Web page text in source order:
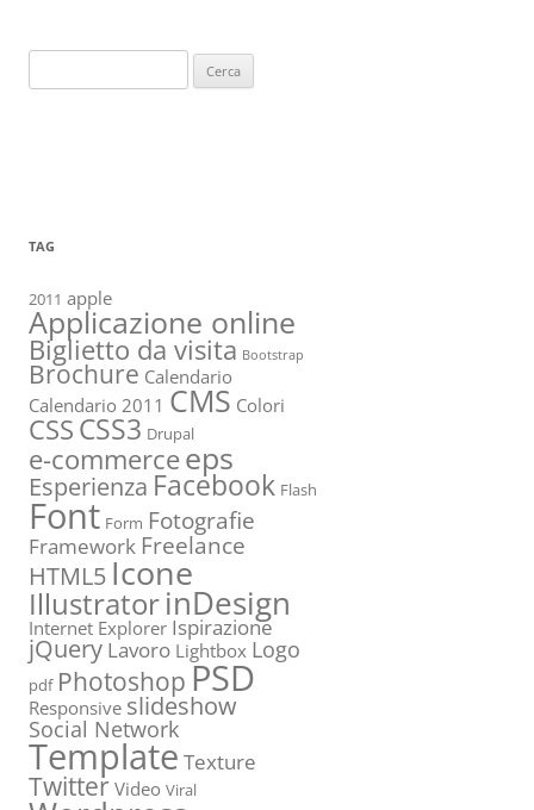
per:
TAG
2011 apple
Applicazione online
Biglietto da visita Bootstrap
Brochure Calendario
Calendario 2011 CMS Colori
CSSCSS3 Drupal
e-commerceeps
Esperienza Facebook Flash
Font Form Fotografie
Framework Freelance
HTML5 Icone
IllustratorinDesign
Internet Explorer Ispirazione
jQuery Lavoro Lightbox Logo
pdf PhotoshopPSD
Responsive slideshow
Social Network
Template Texture
TwitterVideo Viral